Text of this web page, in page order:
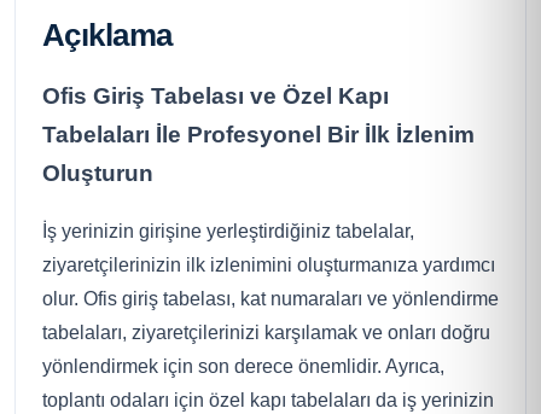
Açıklama
Ofis Giriş Tabelası ve Özel Kapı
Tabelaları İle Profesyonel Bir İlk İzlenim
Oluşturun
İş yerinizin girişine yerleştirdiğiniz tabelalar,
ziyaretçilerinizin ilk izlenimini oluşturmanıza yardımcı
olur. Ofis giriş tabelası, kat numaraları ve yönlendirme
tabelaları, ziyaretçilerinizi karşılamak ve onları doğru
yönlendirmek için son derece önemlidir. Ayrıca,
toplantı odaları için özel kapı tabelaları da iş yerinizin